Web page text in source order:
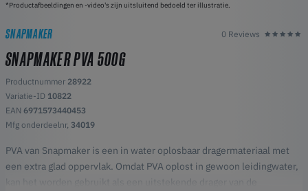
*Productafbeeldingen en -video's zijn uitsluitend bedoeld ter illustratie.
SNAPMAKER 0 Reviews
SNAPMAKER PVA 500G
Productnummer 28922
Variatie-ID 10822
EAN 6971573440453
Mfg onderdeelnr, 34019
PVA van Snapmaker is een in water oplosbaar dragermateriaal met
een extra glad oppervlak. Omdat PVA oplost in gewoon leidingwater,
kan het worden gebruikt als een uitstekende drager van de